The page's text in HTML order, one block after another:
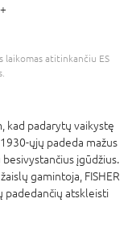
laikomas atitinkančiu ES
kad padarytų vaikystę
ųjų padeda mažus
įgūdžius.
gamintoja, FISHER
padedančių atskleisti